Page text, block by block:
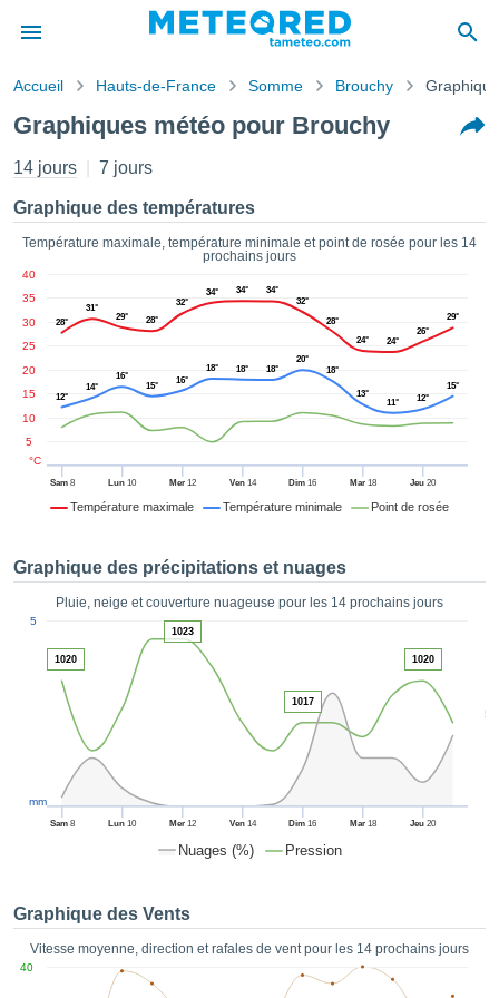
de
a
par
des
Vous
en
les
:
des
de
des
de très
CONTINUER
PARAMÈTRES
Accueil Hauts-de-France Somme Brouchy
Graphiques météo pour Brouchy
14 jours 7 jours
Graphique des températures
Température maximale, température minimale et point de rosée pour les 14
prochains jours
Température maximale Température minimale Point de rosée
Sam8 Lun 10 Mer12 Ven14 Dim 16 Mar18 Jeu 20
5
10
15
20
25
30
35
40
°C
28°
31°
29°
28°
32°
34° 34°
34°
32°
28°
24°
24°
26°
29°
12°
14°
16°
15°
16°
18° 18° 18°
20°
18°
13°
11°
12°
15°
Graphique des précipitations et nuages
Pluie, neige et couverture nuageuse pour les 14 prochains jours
Nuages (%) Pression
50
Sam8 Lun 10 Mer12 Ven14 Dim 16 Mar18 Jeu 20
5
mm
1020
1023
1017
1020
Graphique des Vents
Vitesse moyenne, direction et rafales de vent pour les 14 prochains jours
40